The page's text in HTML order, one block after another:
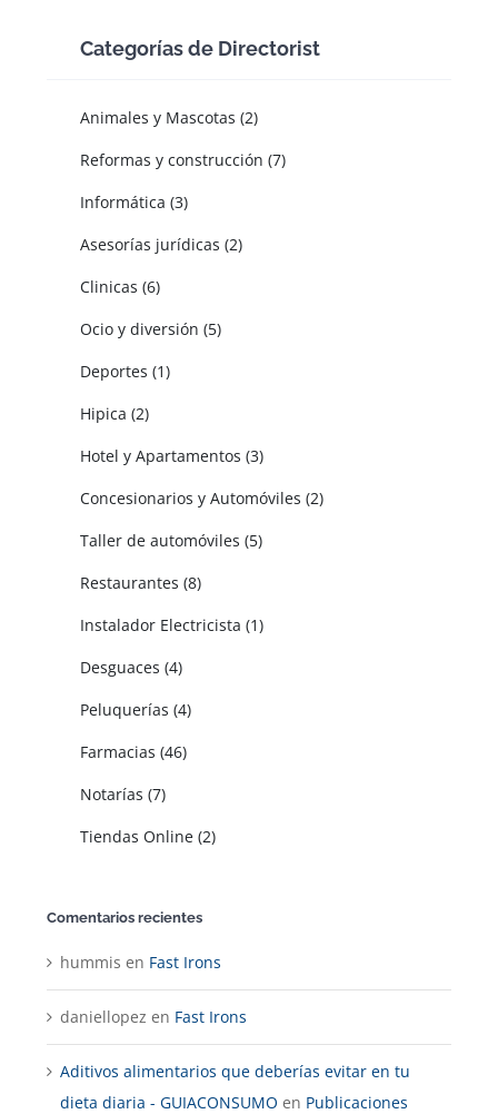
Categorías de Directorist
Animales y Mascotas (2)
Reformas y construcción (7)
Informática (3)
Asesorías jurídicas (2)
Clinicas (6)
Ocio y diversión (5)
Deportes (1)
Hipica (2)
Hotel y Apartamentos (3)
Concesionarios y Automóviles (2)
Taller de automóviles (5)
Restaurantes (8)
Instalador Electricista (1)
Desguaces (4)
Peluquerías (4)
Farmacias (46)
Notarías (7)
Tiendas Online (2)
Comentarios recientes
hummis en Fast Irons
daniellopez en Fast Irons
Aditivos alimentarios que deberías evitar en tu
dieta diaria - GUIACONSUMO en Publicaciones